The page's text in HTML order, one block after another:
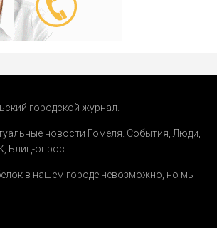
городской журнал.
новости Гомеля. События Люди
Блиц-опрос
в нашем городе невозможно, но мы